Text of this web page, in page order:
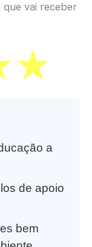
que vai receber
a
de apoio
bem